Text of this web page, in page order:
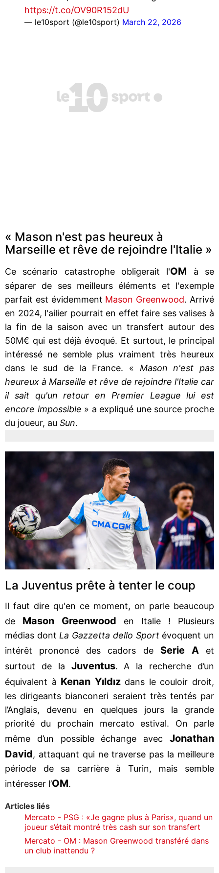
https://t.co/OV90R152dU
— le10sport (@le10sport) March 22, 2026
« Mason n'est pas heureux à
Marseille et rêve de rejoindre l'Italie »
Ce scénario catastrophe obligerait l'OM à se
séparer de ses meilleurs éléments et l'exemple
parfait est évidemment Mason Greenwood. Arrivé
en 2024, l'ailier pourrait en effet faire ses valises à
la fin de la saison avec un transfert autour des
50M€ qui est déjà évoqué. Et surtout, le principal
intéressé ne semble plus vraiment très heureux
dans le sud de la France. « Mason n'est pas
heureux à Marseille et rêve de rejoindre l'Italie car
il sait qu'un retour en Premier League lui est
encore impossible » a expliqué une source proche
du joueur, au Sun.
La Juventus prête à tenter le coup
Il faut dire qu'en ce moment, on parle beaucoup
de Mason Greenwood
en Italie ! Plusieurs
médias dont La Gazzetta dello Sportévoquent un
intérêt prononcé des cadors de Serie A et
surtout de la Juventus. A la recherche d’un
équivalent à Kenan Yıldızdans le couloir droit,
les dirigeants bianconeri seraient très tentés par
l’Anglais, devenu en quelques jours la grande
priorité du prochain mercato estival. On parle
même d’un possible échange avec
Jonathan
David, attaquant qui ne traverse pas la meilleure
période de sa carrière à Turin, mais semble
intéresser l’OM.
Articles liés
Mercato - PSG : «Je gagne plus à Paris», quand un
joueur s’était montré très cash sur son transfert
Mercato - OM : Mason Greenwood transféré dans
un club inattendu ?